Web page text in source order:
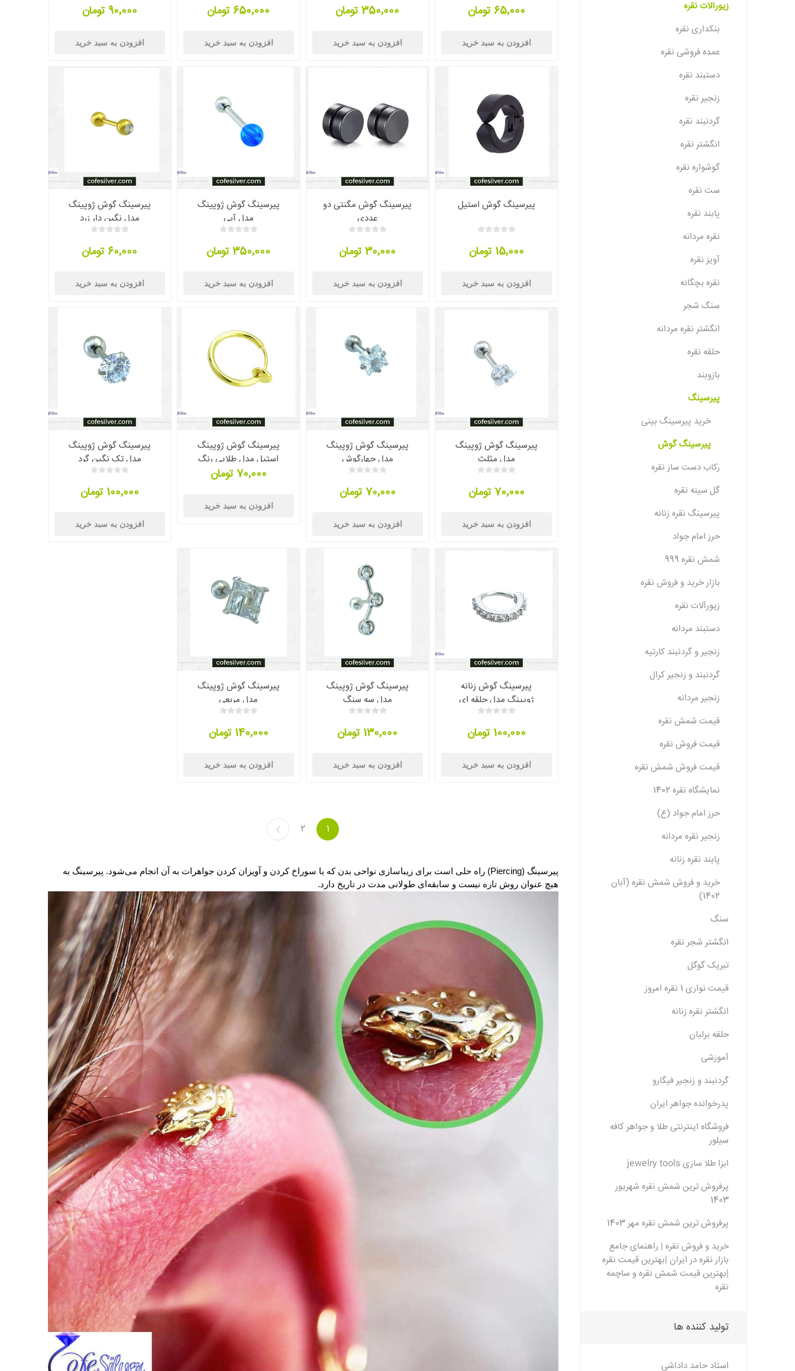
65٬000 تومان
افزودن به سبد خرید
350٬000 تومان
افزودن به سبد خرید
650٬000 تومان
افزودن به سبد خرید
90٬000 تومان
افزودن به سبد خرید
پیرسینگ گوش استیل
15٬000 تومان
افزودن به سبد خرید
پیرسینگ گوش مگنتی دو
عددی
30٬000 تومان
افزودن به سبد خرید
پیرسینگ گوش ژوپینگ
مدل آبی
350٬000 تومان
افزودن به سبد خرید
پیرسینگ گوش ژوپینگ
مدل نگین دار زرد
60٬000 تومان
افزودن به سبد خرید
پیرسینگ گوش ژوپینگ
مدل مثلث
70٬000 تومان
افزودن به سبد خرید
پیرسینگ گوش ژوپینگ
مدل چهارگوش
70٬000 تومان
افزودن به سبد خرید
پیرسینگ گوش ژوپینگ
استیل مدل طلایی رنگ
70٬000 تومان
افزودن به سبد خرید
پیرسینگ گوش ژوپینگ
مدل تک نگین گرد
100٬000 تومان
افزودن به سبد خرید
پیرسینگ گوش زنانه
ژوپینگ مدل حلقه ای
100٬000 تومان
افزودن به سبد خرید
پیرسینگ گوش ژوپینگ
مدل سه سنگ
130٬000 تومان
افزودن به سبد خرید
پیرسینگ گوش ژوپینگ
مدل مربعی
140٬000 تومان
افزودن به سبد خرید
1
2
هیچ عنوان روش تازه نیست و سابقه‌ای طولانی مدت در تاریخ دارد.
زیورآلات نقره
بنکداری نقره
عمده فروشی نقره
دستبند نقره
زنجیر نقره
گردنبند نقره
انگشتر نقره
گوشواره نقره
ست نقره
پابند نقره
نقره مردانه
آویز نقره
نقره بچگانه
سنگ شجر
انگشتر نقره مردانه
حلقه نقره
بازوبند
پیرسینگ
خرید پیرسینگ بینی
پیرسینگ گوش
رکاب دست ساز نقره
گل سینه نقره
پیرسینگ نقره زنانه
حرز امام جواد
شمش نقره 999
بازار خرید و فروش نقره
زیورآلات نقره
دستبند مردانه
زنجیر و گردنبند کارتیه
گردنبند و زنجیر کرال
زنجیر مردانه
قیمت شمش نقره
قیمت فروش نقره
قیمت فروش شمش نقره
نمایشگاه نقره 1402
حرز امام جواد (ع)
زنجیر نقره مردانه
پابند نقره زنانه
خرید و فروش شمش نقره (آبان
1402)
سنگ
انگشتر شجر نقره
تبریک گوگل
قیمت نواری 1 نقره امروز
انگشتر نقره زنانه
حلقه برلیان
آموزشی
گردنبند و زنجیر فیگارو
پدرخوانده جواهر ایران
فروشگاه اینترنتی طلا و جواهر کافه
سیلور
ابزا طلا سازی jewelry tools
پرفروش ترین شمش نقره شهریور
1403
پرفروش ترین شمش نقره مهر 1403
خرید و فروش نقره | راهنمای جامع
بازار نقره در ایران |بهترین قیمت نقره
|بهترین قیمت شمش نقره و ساچمه
نقره
تولید کننده ها
استاد حامد داداشی